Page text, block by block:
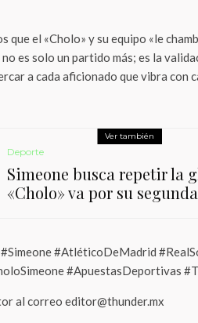
que el «Cholo» y su equipo «le
es solo un partido más; es la
a cada aficionado que vibra con
Ver también
Deporte
Simeone busca repetir la
«Cholo» va por su
#AtléticoDeMadrid
#ApuestasDeportivas
al correo editor@thunder.mx